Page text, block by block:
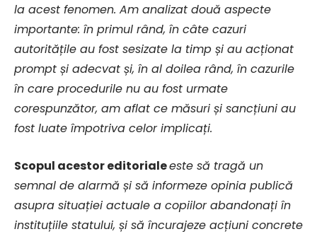
la acest fenomen. Am analizat două aspecte
importante: în primul rând, în câte cazuri
autoritățile au fost sesizate la timp și au acționat
prompt și adecvat și, în al doilea rând, în cazurile
în care procedurile nu au fost urmate
corespunzător, am aflat ce măsuri și sancțiuni au
fost luate împotriva celor implicați.
Scopul acestor editorialeeste să tragă un
semnal de alarmă și să informeze opinia publică
asupra situației actuale a copiilor abandonați în
instituțiile statului, și să încurajeze acțiuni concrete